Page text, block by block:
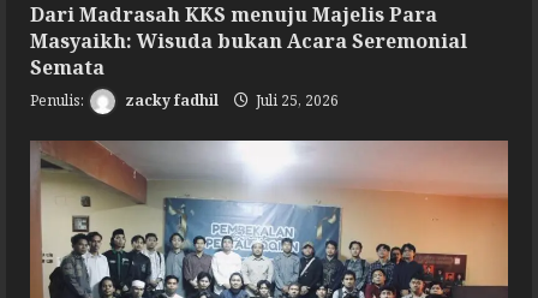
Dari Madrasah KKS menuju Majelis Para
Masyaikh: Wisuda bukan Acara Seremonial
Semata
zacky fadhil Juli 25, 2026